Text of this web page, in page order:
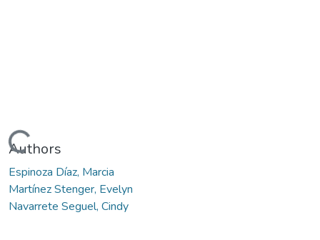
Cargando...
Authors
Espinoza Díaz, Marcia
Martínez Stenger, Evelyn
Navarrete Seguel, Cindy